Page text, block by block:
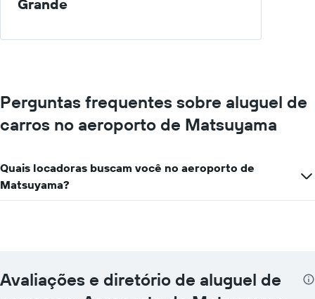
Grande
Perguntas frequentes sobre aluguel de
carros no aeroporto de Matsuyama
Quais locadoras buscam você no aeroporto de
Matsuyama?
Avaliações e diretório de aluguel de